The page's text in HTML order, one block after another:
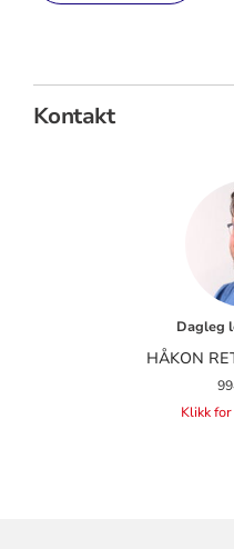
Kontakt
Dagleg
HÅKON
Klikk